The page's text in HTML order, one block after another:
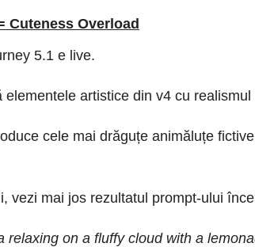
Cuteness Overload
5.1 e live.
elementele artistice din v4 cu realismul
cele mai drăguțe animăluțe
vezi mai jos rezultatul prompt-ului
relaxing on a fluffy cloud with a